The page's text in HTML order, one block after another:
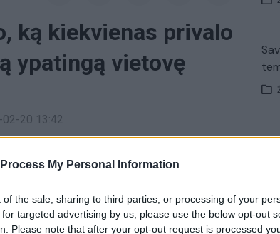
My Personal Information
of the sale, sharing to third parties, or processing of your
targeted advertising by us, please use the below opt-out
Please note that after your opt-out request is processed
ką kiekvienas privalo
ypatingą vietovę
02-20 13:42
Patarimai Lrytas.tv pristato